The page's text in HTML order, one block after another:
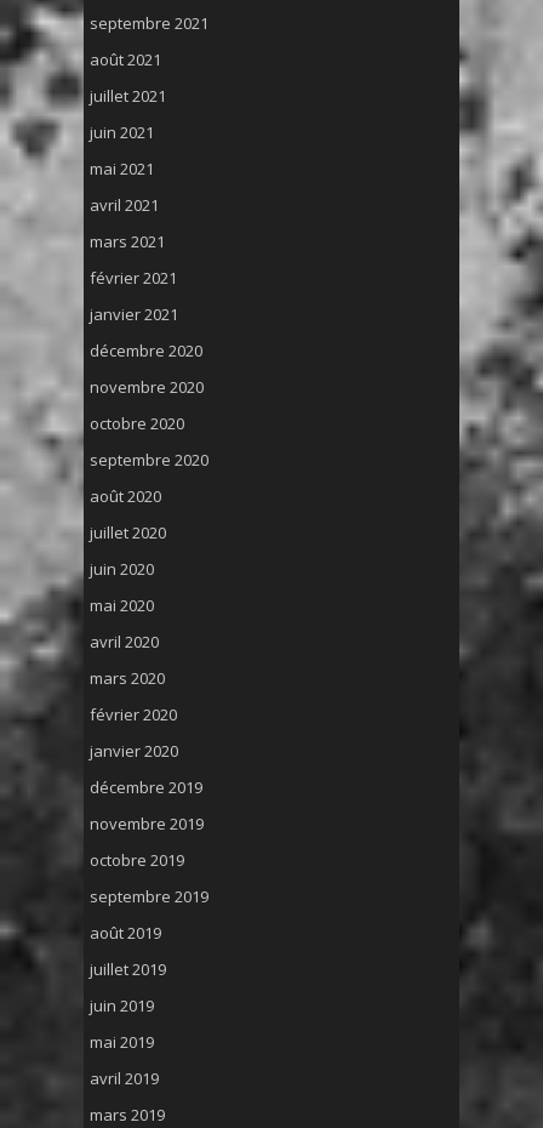
septembre 2021
août 2021
juillet 2021
juin 2021
mai 2021
avril 2021
mars 2021
février 2021
janvier 2021
décembre 2020
novembre 2020
octobre 2020
septembre 2020
août 2020
juillet 2020
juin 2020
mai 2020
avril 2020
mars 2020
février 2020
janvier 2020
décembre 2019
novembre 2019
octobre 2019
septembre 2019
août 2019
juillet 2019
juin 2019
mai 2019
avril 2019
mars 2019